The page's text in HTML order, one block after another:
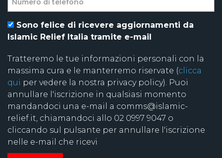
Sono felice di ricevere aggiornamenti da
Islamic Relief Italia tramite e-mail
Tratteremo le tue informazioni personali con la
massima cura e le manterremo riservate (clicca
qui per vedere la nostra privacy policy). Puoi
annullare l'iscrizione in qualsiasi momento
mandandoci una e-mail a comms@islamic-
relief.it, chiamandoci allo 02 0997 9047 o
cliccando sul pulsante per annullare l'iscrizione
nelle e-mail che ricevi